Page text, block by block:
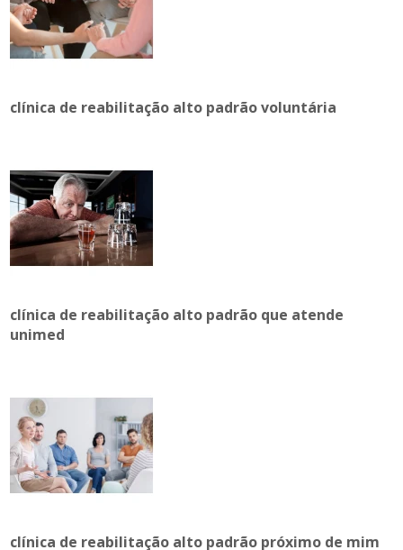
clínica de reabilitação alto padrão voluntária
clínica de reabilitação alto padrão que atende
unimed
clínica de reabilitação alto padrão próximo de mim